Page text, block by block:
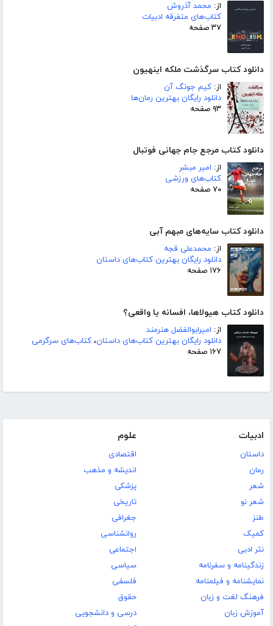
از: محمد آذروش
کتاب‌های متفرقه ادبیات
۳۷ صفحه
دانلود کتاب سرگذشت ملکه اینهیون
از: کیم جونگ آن
دانلود رایگان بهترین رمان‌ها
۹۳ صفحه
دانلود کتاب مرجع جام جهانی فوتبال
از: امیر مبشر
کتاب‌های ورزشی
۷۰ صفحه
دانلود کتاب سایه‌های مبهم آبی
از: محمدعلی قجه
دانلود رایگان بهترین کتاب‌های داستان
۱۷۶ صفحه
دانلود کتاب هیولاها، افسانه یا واقعی؟
از: امیرابوالفضل هنرمند
دانلود رایگان بهترین کتاب‌های داستان، کتاب‌های سرگرمی
۱۶۷ صفحه
ادبیات
داستان
رمان
شعر
شعر نو
طنز
کمیک
نثر ادبی
زندگینامه و سفرنامه
نمایشنامه و فیلمنامه
فرهنگ لغت و زبان
آموزش زبان
علوم
اقتصادی
اندیشه و مذهب
پزشکی
تاریخی
جغرافی
روانشناسی
اجتماعی
سیاسی
فلسفی
حقوق
درسی و دانشجویی